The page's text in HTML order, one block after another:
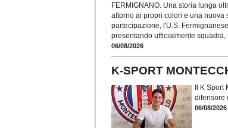
FERMIGNANO. Una storia lunga
attorno ai propri colori e una nuova
partecipazione, l'U.S.
presentando ufficialmente
06/08/2026
K-SPORT
Il K
difensore
06/08/2026